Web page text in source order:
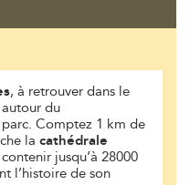
, à retrouver dans le
du
Comptez 1 km de
la cathédrale
jusqu’à 28000
l’histoire de son